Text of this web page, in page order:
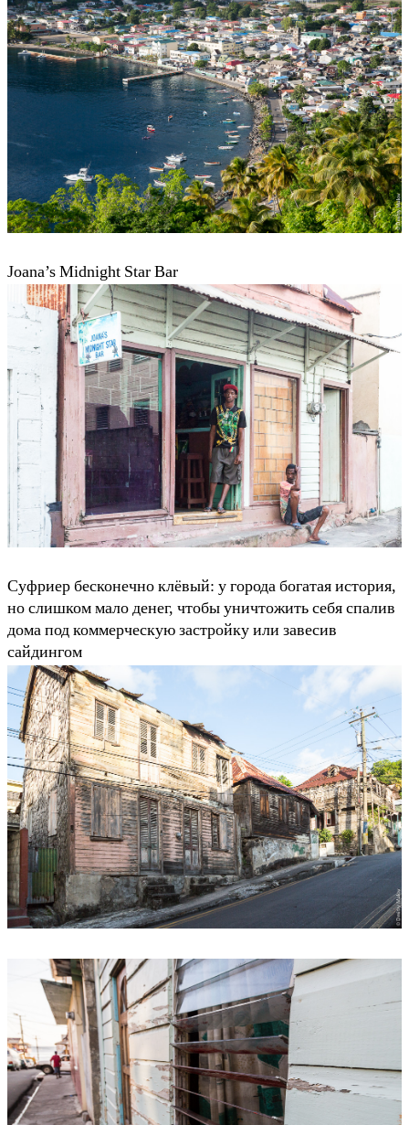
Joana’s Midnight Star Bar
Суфриер бесконечно клёвый: у города богатая история,
но слишком мало денег, чтобы уничтожить себя спалив
дома под коммерческую застройку или завесив
сайдингом